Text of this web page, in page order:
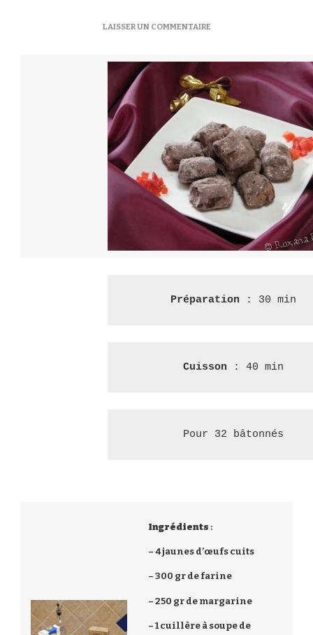
LAISSER UN COMMENTAIRESUR
–
ШОКОЛАДНІ
БАТОНЧИКИ
Préparation : 30 min
Cuisson : 40 min
Pour 32 bâtonnés
Ingrédients :
– 4 jaunes d’œufs cuits
– 300 gr de farine
– 250 gr de margarine
– 1 cuillère à soupe de